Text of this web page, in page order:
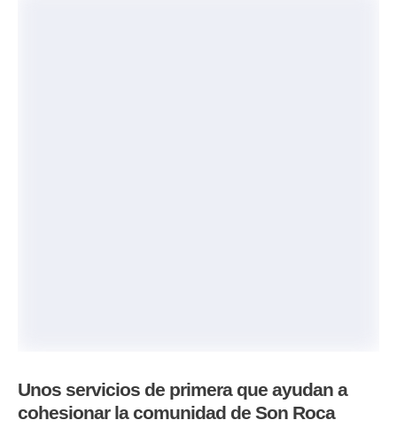
Unos servicios de primera que ayudan a
cohesionar la comunidad de Son Roca